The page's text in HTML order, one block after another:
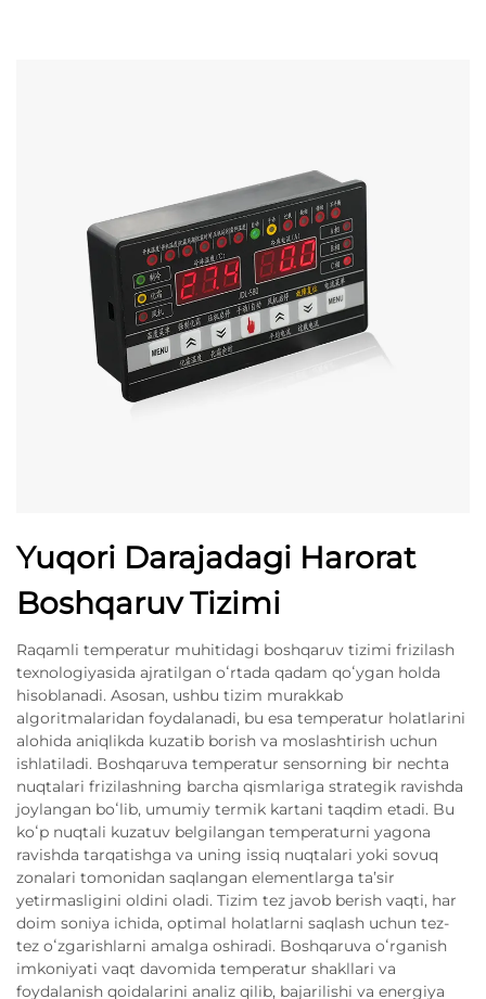
Yuqori Darajadagi Harorat
Boshqaruv Tizimi
Raqamli temperatur muhitidagi boshqaruv tizimi frizilash
texnologiyasida ajratilgan oʻrtada qadam qoʻygan holda
hisoblanadi. Asosan, ushbu tizim murakkab
algoritmalaridan foydalanadi, bu esa temperatur holatlarini
alohida aniqlikda kuzatib borish va moslashtirish uchun
ishlatiladi. Boshqaruva temperatur sensorning bir nechta
nuqtalari frizilashning barcha qismlariga strategik ravishda
joylangan boʻlib, umumiy termik kartani taqdim etadi. Bu
koʻp nuqtali kuzatuv belgilangan temperaturni yagona
ravishda tarqatishga va uning issiq nuqtalari yoki sovuq
zonalari tomonidan saqlangan elementlarga taʼsir
yetirmasligini oldini oladi. Tizim tez javob berish vaqti, har
doim soniya ichida, optimal holatlarni saqlash uchun tez-
tez oʻzgarishlarni amalga oshiradi. Boshqaruva oʻrganish
imkoniyati vaqt davomida temperatur shakllari va
foydalanish qoidalarini analiz qilib, bajarilishi va energiya